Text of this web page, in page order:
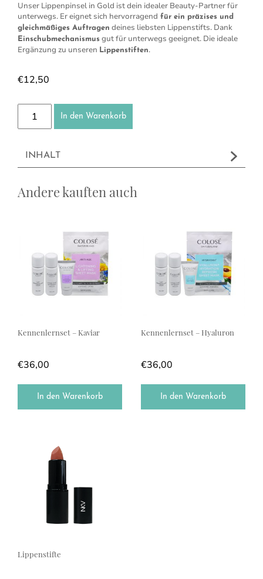
Unser Lippenpinsel in Gold ist dein idealer Beauty-Partner für
unterwegs. Er eignet sich hervorragend für ein präzises und
gleichmäßiges Auftragen deines liebsten Lippenstifts. Dank
Einschubmechanismus gut für unterwegs geeignet. Die ideale
Ergänzung zu unseren Lippenstiften.
€12,50
Lippen-Pinsel Menge
In den Warenkorb
INHALT
Andere kauften auch
Kennenlernset – Kaviar
€36,00
In den Warenkorb
Kennenlernset – Hyaluron
€36,00
In den Warenkorb
Lippenstifte